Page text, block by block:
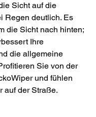
Sicht auf die
Regen deutlich. Es
die Sicht nach hinten;
Ihre
die allgemeine
Sie von der
und fühlen
auf der Straße.